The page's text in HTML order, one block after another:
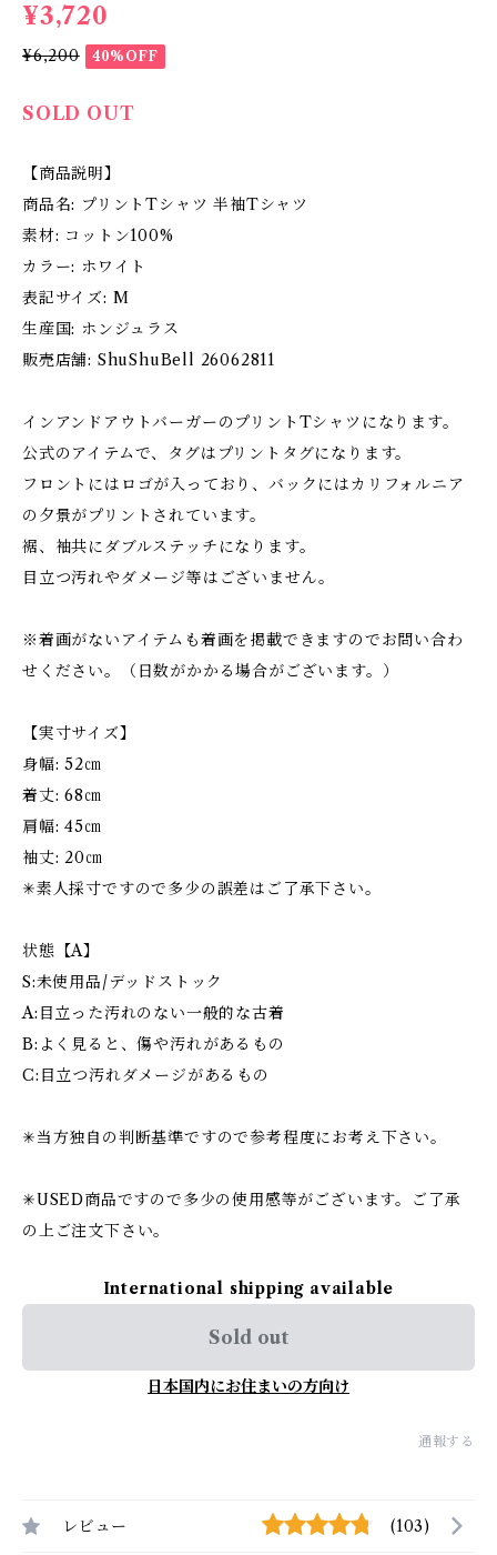
¥3,720
¥6,200 40%OFF
SOLD OUT
【商品説明】
商品名: プリントTシャツ 半袖Tシャツ
素材: コットン100%
カラー: ホワイト
表記サイズ: M
生産国: ホンジュラス
販売店舗: ShuShuBell 26062811
インアンドアウトバーガーのプリントTシャツになります。
公式のアイテムで、タグはプリントタグになります。
フロントにはロゴが入っており、バックにはカリフォルニア
の夕景がプリントされています。
裾、袖共にダブルステッチになります。
目立つ汚れやダメージ等はございません。
※着画がないアイテムも着画を掲載できますのでお問い合わ
せください。（日数がかかる場合がございます。）
【実寸サイズ】
身幅: 52㎝
着丈: 68㎝
肩幅: 45㎝
袖丈: 20㎝
✳︎素人採寸ですので多少の誤差はご了承下さい。
状態【A】
S:未使用品/デッドストック
A:目立った汚れのない一般的な古着
B:よく見ると、傷や汚れがあるもの
C:目立つ汚れダメージがあるもの
✳︎当方独自の判断基準ですので参考程度にお考え下さい。
✳︎USED商品ですので多少の使用感等がございます。ご了承
の上ご注文下さい。
International shipping available
Sold out
日本国内にお住まいの方向け
通報する
レビュー (103)